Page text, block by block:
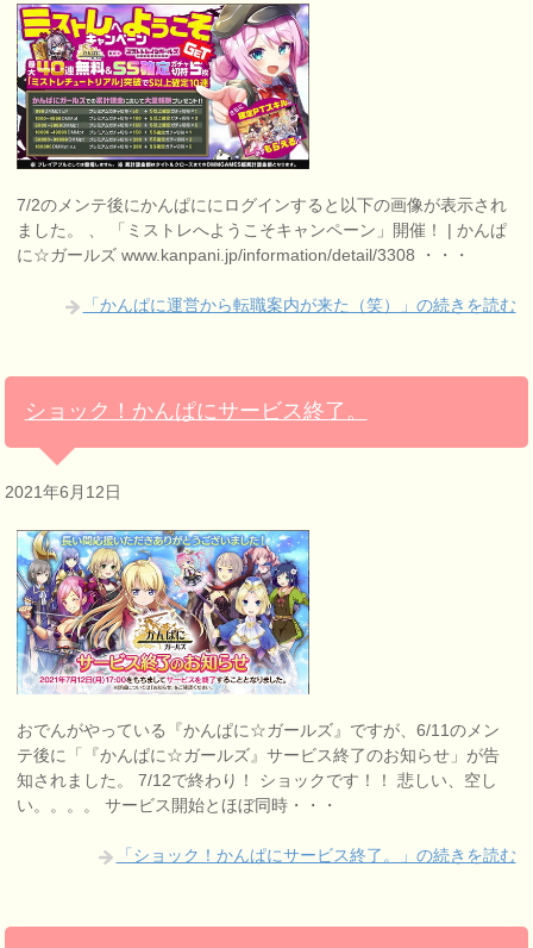
7/2のメンテ後にかんぱににログインすると以下の画像が表示され
ました。 、 「ミストレへようこそキャンペーン」開催！ | かんぱ
に☆ガールズ www.kanpani.jp/information/detail/3308 ・・・
「かんぱに運営から転職案内が来た（笑）」の続きを読む
ショック！かんぱにサービス終了。
2021年6月12日
おでんがやっている『かんぱに☆ガールズ』ですが、6/11のメン
テ後に「『かんぱに☆ガールズ』サービス終了のお知らせ」が告
知されました。 7/12で終わり！ ショックです！！ 悲しい、空し
い。。。。 サービス開始とほぼ同時・・・
「ショック！かんぱにサービス終了。」の続きを読む